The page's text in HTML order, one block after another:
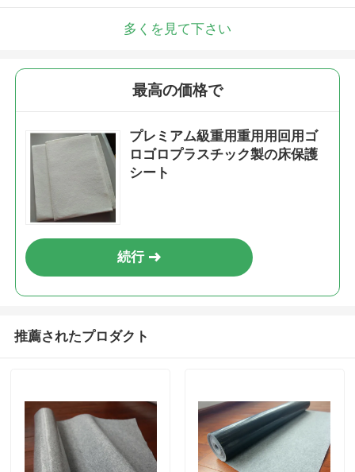
多くを見て下さい
最高の価格で
プレミアム級重用重用用回用ゴ
ロゴロプラスチック製の床保護
シート
続行
推薦されたプロダクト